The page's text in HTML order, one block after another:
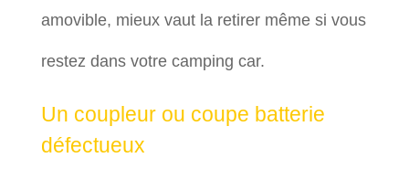
amovible, mieux vaut la retirer même si vous
restez dans votre camping car.
Un coupleur ou coupe batterie
défectueux